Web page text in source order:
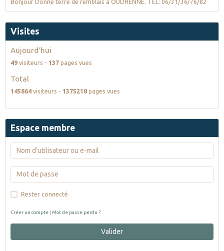
Bonjour Donne terre de remblais à OUDRENNE. TEL: 06/31/36/76/82
Visites
Aujourd'hui
49 visiteurs - 137 pages vues
Total
145864 visiteurs - 1375218 pages vues
Espace membre
Rester connecté
Créer un compte | Mot de passe perdu ?
Valider